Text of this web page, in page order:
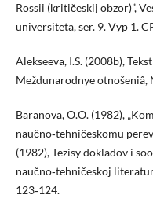
Rossii (kritičeskij obzor)”,
universiteta, ser. 9. Vyp 1.
Alekseeva, I.S. (2008b),
Meždunarodnye otnošeniâ,
Baranova, O.O. (1982),
naučno‑tehničeskomu
(1982), Tezisy dokladov i
naučno‑tehničeskoj
123‑124.